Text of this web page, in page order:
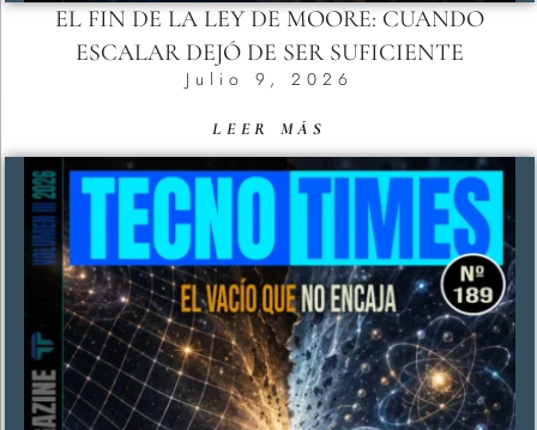
EL FIN DE LA LEY DE MOORE: CUANDO
ESCALAR DEJÓ DE SER SUFICIENTE
Julio 9, 2026
LEER MÁS